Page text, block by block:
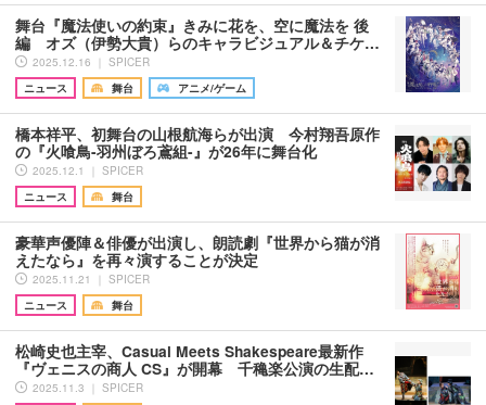
舞台『魔法使いの約束』きみに花を、空に魔法を 後
編 オズ（伊勢大貴）らのキャラビジュアル＆チケ…
2025.12.16 ｜ SPICER
ニュース
舞台 アニメ/ゲーム
橋本祥平、初舞台の山根航海らが出演 今村翔吾原作
の『火喰鳥-羽州ぼろ鳶組-』が26年に舞台化
2025.12.1 ｜ SPICER
ニュース
舞台
豪華声優陣＆俳優が出演し、朗読劇『世界から猫が消
えたなら』を再々演することが決定
2025.11.21 ｜ SPICER
ニュース
舞台
松崎史也主宰、Casual Meets Shakespeare最新作
『ヴェニスの商人 CS』が開幕 千穐楽公演の生配…
2025.11.3 ｜ SPICER